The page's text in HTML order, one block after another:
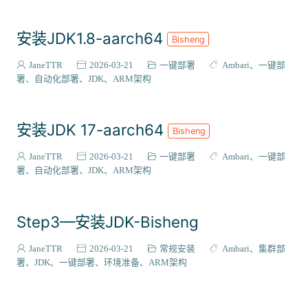
安装JDK1.8-aarch64 Bisheng
JaneTTR 2026-03-21 一键部署 Ambari
一键部
署
自动化部署 JDK ARM架构
安装JDK 17-aarch64 Bisheng
JaneTTR 2026-03-21 一键部署 Ambari
一键部
署
自动化部署 JDK ARM架构
Step3—安装JDK-Bisheng
JaneTTR 2026-03-21 常规安装 Ambari
集群部
署
JDK 一键部署 环境准备 ARM架构